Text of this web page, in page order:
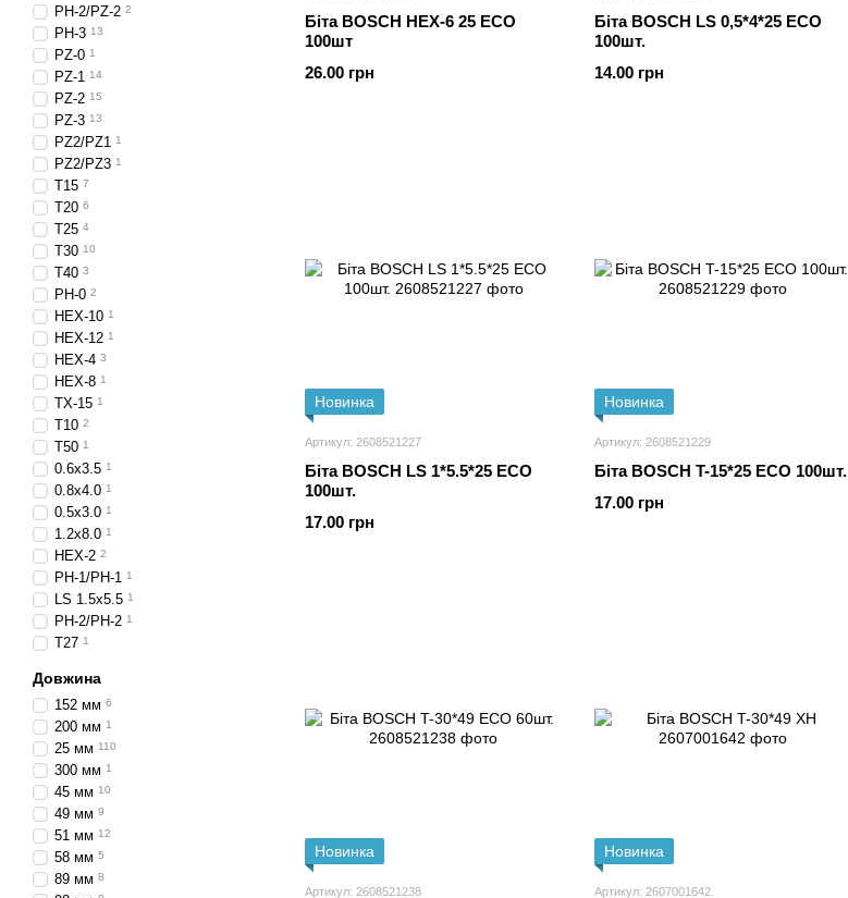
Біта BOSCH HEX-6 25 ECO
100шт
26.00 грн
Біта BOSCH LS 0,5*4*25 ECO
100шт.
14.00 грн
Новинка
Артикул: 2608521227
Біта BOSCH LS 1*5.5*25 ECO
100шт.
17.00 грн
Новинка
Артикул: 2608521229
Біта BOSCH T-15*25 ECO 100шт.
17.00 грн
Новинка
Артикул: 2608521238
Новинка
Артикул: 2607001642
PH-2/PZ-2 2
PH-3 13
PZ-0 1
PZ-1 14
PZ-2 15
PZ-3 13
PZ2/PZ1 1
PZ2/PZ3 1
T15 7
T20 6
T25 4
T30 10
T40 3
PH-0 2
HEX-10 1
HEX-12 1
HEX-4 3
HEX-8 1
TX-15 1
T10 2
T50 1
0.6x3.5 1
0.8x4.0 1
0.5x3.0 1
1.2x8.0 1
HEX-2 2
PH-1/PH-1 1
LS 1.5x5.5 1
PH-2/PH-2 1
T27 1
Довжина
152 мм 6
200 мм 1
25 мм 110
300 мм 1
45 мм 10
49 мм 9
51 мм 12
58 мм 5
89 мм 8